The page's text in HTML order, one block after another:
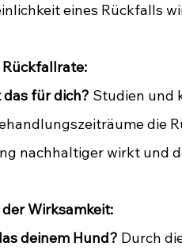
eines Rückfalls
für dich? Studien und
die
nachhaltiger wirkt und
Wirksamkeit:
deinem Hund? Durch